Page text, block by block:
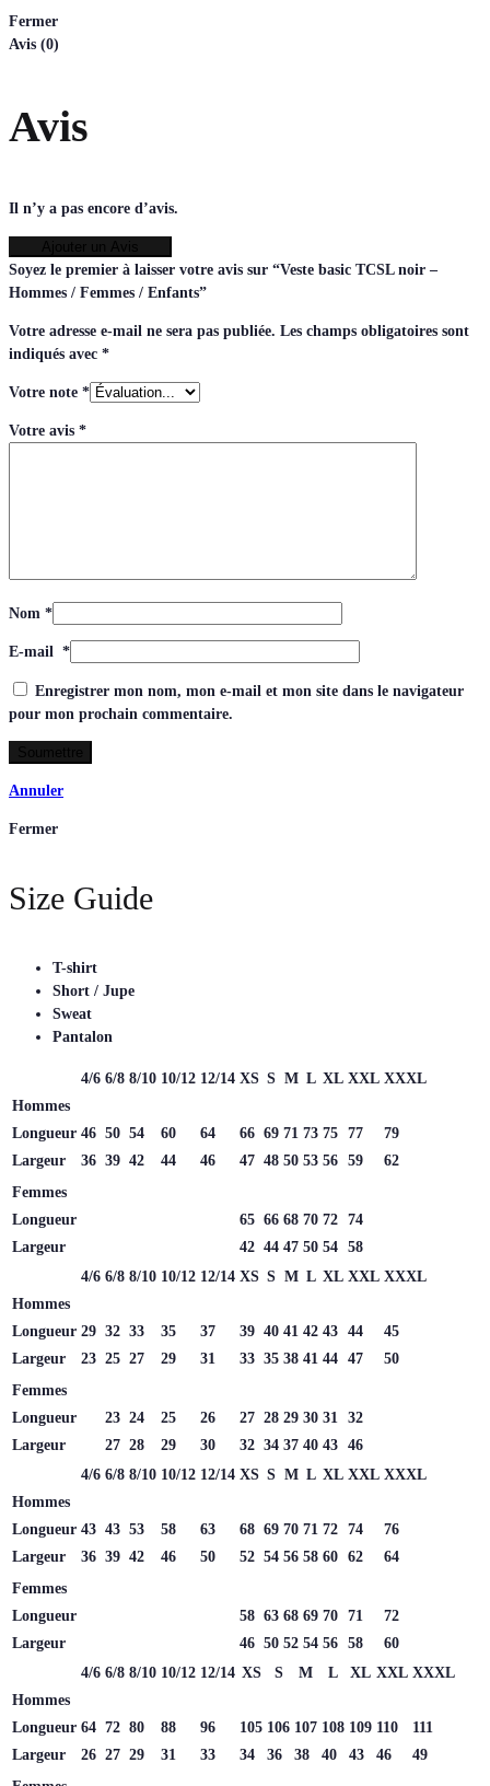
Fermer
Avis (0)
Avis
Il n’y a pas encore d’avis.
Soyez le premier à laisser votre avis sur “Veste basic TCSL noir –
Hommes / Femmes / Enfants”
Votre adresse e-mail ne sera pas publiée. Les champs obligatoires sont
indiqués avec *
Votre note *
Votre avis *
Nom *
E-mail *
Enregistrer mon nom, mon e-mail et mon site dans le navigateur
pour mon prochain commentaire.
Annuler
Fermer
Size Guide
T-shirt
Short / Jupe
Sweat
Pantalon
4/6 6/8 8/10 10/12 12/14 XS S M L XL XXL XXXL
Hommes
Longueur 46 50 54 60 64 66 69 71 73 75 77
79
Largeur
36 39 42 44 46 47 48 50 53 56 59
62
Femmes
Longueur
65 66 68 70 72 74
Largeur
42 44 47 50 54 58
4/6 6/8 8/10 10/12 12/14 XS S M L XL XXL XXXL
Hommes
Longueur 29 32 33 35 37 39 40 41 42 43 44
45
Largeur
23 25 27 29 31 33 35 38 41 44 47
50
Femmes
Longueur
23 24 25 26 27 28 29 30 31
32
Largeur
27 28 29 30 32 34 37 40 43 46
4/6 6/8 8/10 10/12 12/14 XS S M L XL XXL XXXL
Hommes
Longueur 43 43 53 58 63 68 69 70 71 72 74
76
Largeur
36 39 42 46 50 52 54 56 58 60 62
64
Femmes
Longueur
58 63 68 69 70 71
72
Largeur
46 50 52 54 56 58
60
4/6 6/8 8/10 10/12 12/14 XS S M L XL XXL XXXL
Hommes
Longueur 64 72 80 88 96 105 106 107 108 109 110
111
Largeur
26 27 29 31 33 34 36 38 40 43 46
49